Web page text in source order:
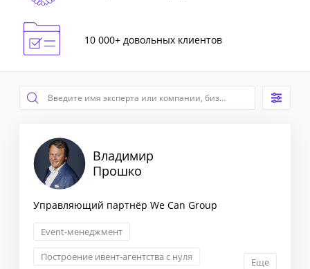
10 000+ довольных клиентов
Владимир
Прошко
Управляющий партнёр We Can Group
Event-менеджмент
Построение ивент-агентства с нуля
Еще